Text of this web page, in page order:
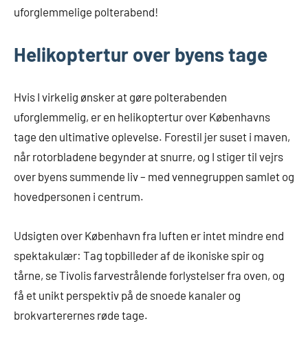
uforglemmelige polterabend!
Helikoptertur over byens tage
Hvis I virkelig ønsker at gøre polterabenden
uforglemmelig, er en helikoptertur over Københavns
tage den ultimative oplevelse. Forestil jer suset i maven,
når rotorbladene begynder at snurre, og I stiger til vejrs
over byens summende liv – med vennegruppen samlet og
hovedpersonen i centrum.
Udsigten over København fra luften er intet mindre end
spektakulær: Tag topbilleder af de ikoniske spir og
tårne, se Tivolis farvestrålende forlystelser fra oven, og
få et unikt perspektiv på de snoede kanaler og
brokvarterernes røde tage.